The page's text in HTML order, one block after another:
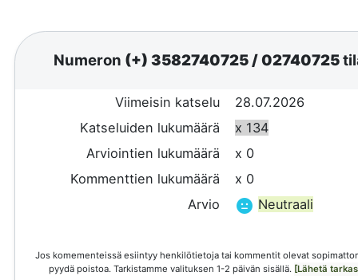
Numeron (+) 3582740725/02740725
Viimeisin katselu
28.07.2026
Katseluiden lukumäärä
x 134
Arviointien lukumäärä
x 0
Kommenttien lukumäärä
x 0
Arvio
Neutraali
Jos komementeissä esiintyy henkilötietoja tai kommentit olevat
pyydä poistoa. Tarkistamme valituksen 1-2 päivän sisällä. [Lähetä